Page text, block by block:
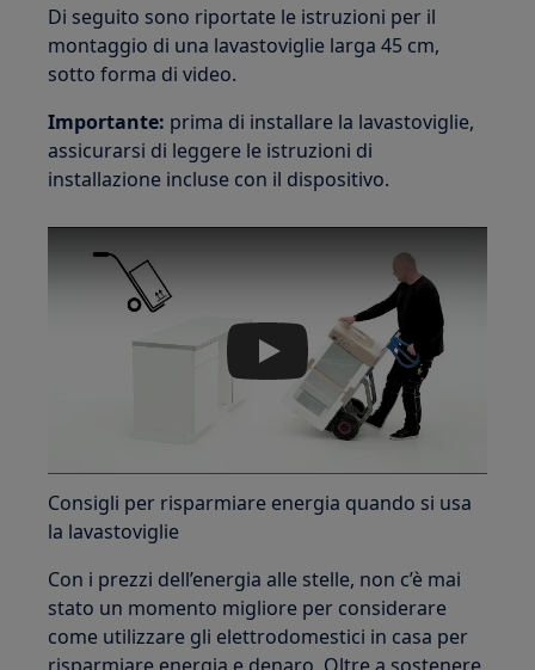
Di seguito sono riportate le istruzioni per il
montaggio di una lavastoviglie larga 45 cm,
sotto forma di video.
Importante: prima di installare la lavastoviglie,
assicurarsi di leggere le istruzioni di
installazione incluse con il dispositivo.
Play
Consigli per risparmiare energia quando si usa
la lavastoviglie
Con i prezzi dell’energia alle stelle, non c’è mai
stato un momento migliore per considerare
come utilizzare gli elettrodomestici in casa per